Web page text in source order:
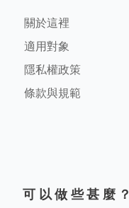
關於這裡
適用對象
隱私權政策
條款與規範
可以做些甚麼？